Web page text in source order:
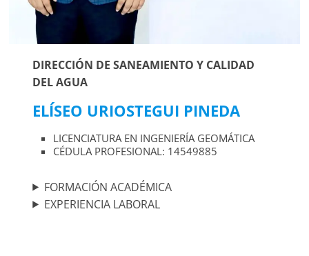
DIRECCIÓN DE SANEAMIENTO Y CALIDAD
DEL AGUA
ELÍSEO URIOSTEGUI PINEDA
LICENCIATURA EN INGENIERÍA GEOMÁTICA
CÉDULA PROFESIONAL: 14549885
FORMACIÓN ACADÉMICA
EXPERIENCIA LABORAL